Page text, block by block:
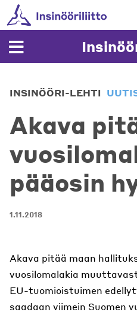
Skip
to
content
INSINÖÖRI-LEHTI
Akava
pääosin
1.11.2018
Akava pitää maan
vuosilomalakia
EU-tuomioistuimen
saadaan viimein Suomen